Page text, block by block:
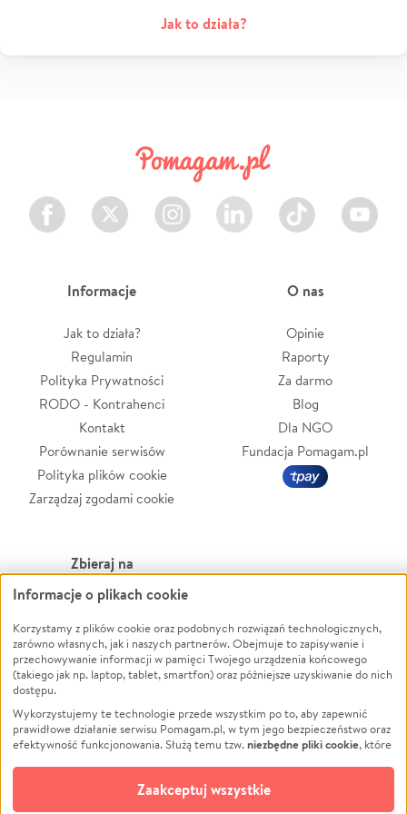
Jak to działa?
Facebook Twitter Instagram LinkedIn TikTok Youtube
Informacje
Jak to działa?
Regulamin
Polityka Prywatności
RODO - Kontrahenci
Kontakt
Porównanie serwisów
Polityka plików cookie
Zarządzaj zgodami cookie
O nas
Opinie
Raporty
Za darmo
Blog
Dla NGO
Fundacja Pomagam.pl
Zbieraj na
Leczenie
Zwierzęta
Pożar
Ukraina
Pomoc Finansowa
Projekty
Pogrzeb
Społeczność lokalna
Powódź
Wichura
NGO
Edukacja
Podróż
Impreza
Ochrona środowiska
Informacje o plikach cookie
Korzystamy z plików cookie oraz podobnych rozwiązań technologicznych,
zarówno własnych, jak i naszych partnerów. Obejmuje to zapisywanie i
przechowywanie informacji w pamięci Twojego urządzenia końcowego
(takiego jak np. laptop, tablet, smartfon) oraz późniejsze uzyskiwanie do nich
dostępu.
Wykorzystujemy te technologie przede wszystkim po to, aby zapewnić
prawidłowe działanie serwisu Pomagam.pl, w tym jego bezpieczeństwo oraz
efektywność funkcjonowania. Służą temu tzw.niezbędne pliki cookie, które
opcjonalnych plików cookie
technologii do celów analitycznych i retargetingowych. Możesz wyrazić
Zaakceptuj wszystkie